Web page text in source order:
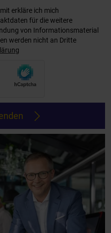
erkläre ich mich
für die weitere
von Informationsmaterial
werden nicht an Dritte